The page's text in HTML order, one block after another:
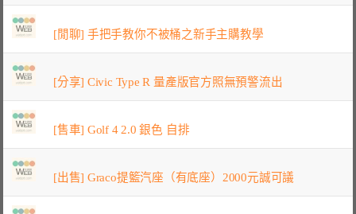
[閒聊] 手把手教你不被桶之新手主購教學
[分享] Civic Type R 量產版官方照無預警流出
[售車] Golf 4 2.0 銀色 自排
[出售] Graco提籃汽座（有底座）2000元誠可議